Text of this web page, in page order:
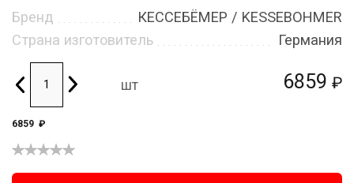
6859 ₽
Бренд
КЕССЕБЁМЕР / KESSEBOHMER
Страна изготовитель
Германия
шт
6859 ₽